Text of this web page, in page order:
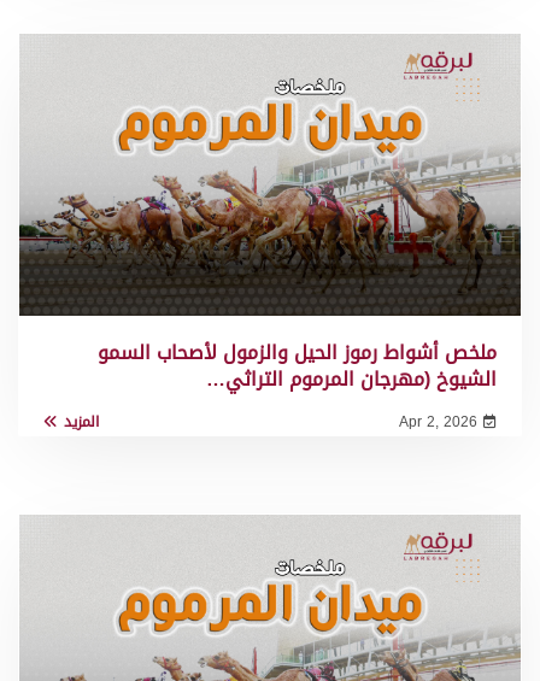
ملخص أشواط رموز الحيل والزمول لأصحاب السمو
الشيوخ (مهرجان المرموم التراثي…
Apr 2, 2026 المزيد